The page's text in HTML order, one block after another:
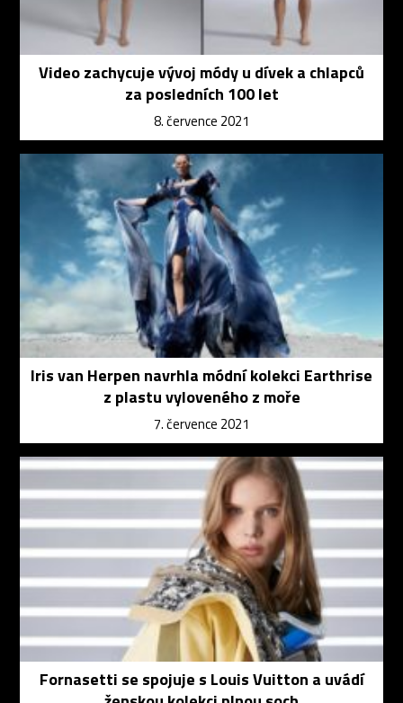
Video zachycuje vývoj módy u dívek a chlapců
za posledních 100 let
8. července 2021
Iris van Herpen navrhla módní kolekci Earthrise
z plastu vyloveného z moře
7. července 2021
Fornasetti se spojuje s Louis Vuitton a uvádí